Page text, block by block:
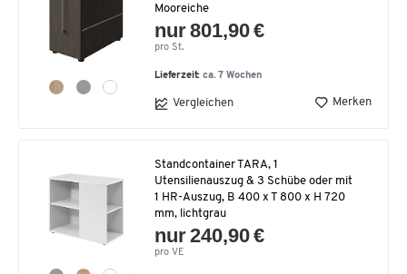
Mooreiche
nur 801,90 €
pro St.
Lieferzeit:ca. 7 Wochen
Vergleichen Merken
Standcontainer TARA, 1
Utensilienauszug & 3 Schübe oder mit
1 HR-Auszug, B 400 x T 800 x H 720
mm, lichtgrau
nur 240,90 €
pro VE